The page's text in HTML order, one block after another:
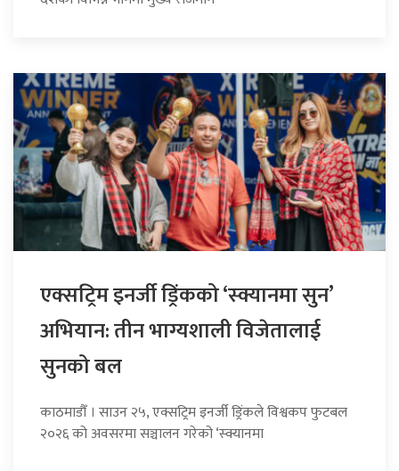
एक्सट्रिम इनर्जी ड्रिंकको ‘स्क्यानमा सुन’
अभियान: तीन भाग्यशाली विजेतालाई
सुनको बल
काठमाडौँ । साउन २५, एक्सट्रिम इनर्जी ड्रिंकले विश्वकप फुटबल
२०२६ को अवसरमा सञ्चालन गरेको ‘स्क्यानमा